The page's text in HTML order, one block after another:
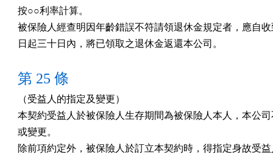
按○○利率計算。
被保險人經查明因年齡錯誤不符請領退休金規定者，應自
日起三十日內，將已領取之退休金返還本公司。
第 25 條
（受益人的指定及變更）
本契約受益人於被保險人生存期間為被保險人本人，本公
或變更。
除前項約定外，被保險人於訂立本契約時，得指定身故受